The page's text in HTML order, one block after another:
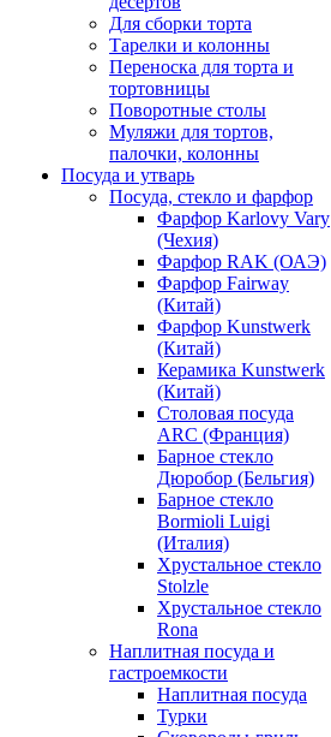
Для сборки торта
Тарелки и колонны
Переноска для торта и
тортовницы
Поворотные столы
Муляжи для тортов,
палочки, колонны
Посуда и утварь
Посуда, стекло и фарфор
Фарфор Karlovy Vary
(Чехия)
Фарфор RAK (ОАЭ)
Фарфор Fairway
(Китай)
Фарфор Kunstwerk
(Китай)
Керамика Kunstwerk
(Китай)
Столовая посуда
ARC (Франция)
Барное стекло
Дюробор (Бельгия)
Барное стекло
Bormioli Luigi
(Италия)
Хрустальное стекло
Stolzle
Хрустальное стекло
Rona
Наплитная посуда и
гастроемкости
Наплитная посуда
Турки